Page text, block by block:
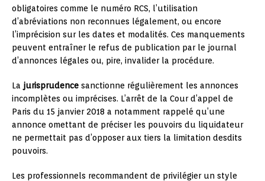
obligatoires comme le numéro RCS, l’utilisation
d’abréviations non reconnues légalement, ou encore
l’imprécision sur les dates et modalités. Ces manquements
peuvent entraîner le refus de publication par le journal
d’annonces légales ou, pire, invalider la procédure.
La jurisprudence sanctionne régulièrement les annonces
incomplètes ou imprécises. L’arrêt de la Cour d’appel de
Paris du 15 janvier 2018 a notamment rappelé qu’une
annonce omettant de préciser les pouvoirs du liquidateur
ne permettait pas d’opposer aux tiers la limitation desdits
pouvoirs.
Les professionnels recommandent de privilégier un style